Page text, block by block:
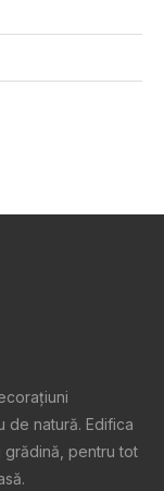
de natură. Edifica
grădină, pentru tot